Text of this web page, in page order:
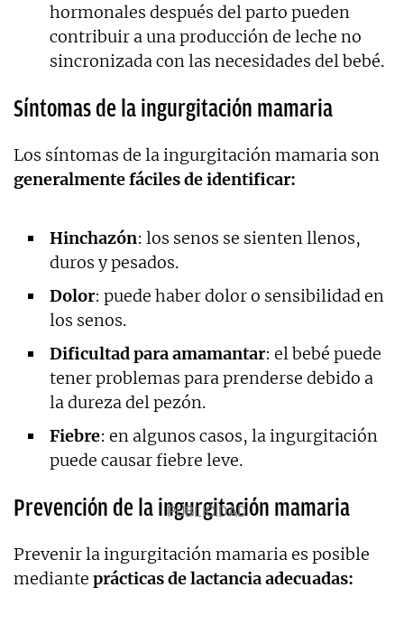
hormonales después del parto pueden
contribuir a una producción de leche no
sincronizada con las necesidades del bebé.
Síntomas de la ingurgitación mamaria
Los síntomas de la ingurgitación mamaria son
generalmente fáciles de identificar:
Hinchazón: los senos se sienten llenos,
duros y pesados.
Dolor: puede haber dolor o sensibilidad en
los senos.
Dificultad para amamantar: el bebé puede
tener problemas para prenderse debido a
la dureza del pezón.
Fiebre: en algunos casos, la ingurgitación
puede causar fiebre leve.
Prevención de la ingurgitación mamaria
Prevenir la ingurgitación mamaria es posible
mediante prácticas de lactancia adecuadas: